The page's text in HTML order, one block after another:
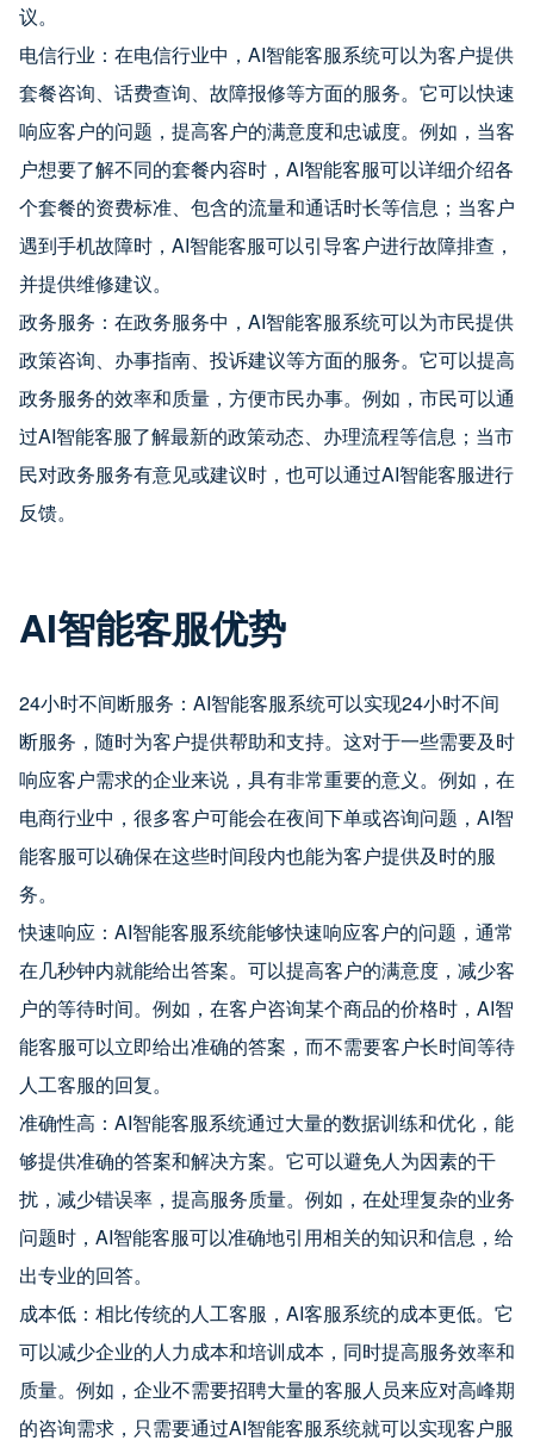
议。
电信行业：在电信行业中，AI智能客服系统可以为客户提供
套餐咨询、话费查询、故障报修等方面的服务。它可以快速
响应客户的问题，提高客户的满意度和忠诚度。例如，当客
户想要了解不同的套餐内容时，AI智能客服可以详细介绍各
个套餐的资费标准、包含的流量和通话时长等信息；当客户
遇到手机故障时，AI智能客服可以引导客户进行故障排查，
并提供维修建议。
政务服务：在政务服务中，AI智能客服系统可以为市民提供
政策咨询、办事指南、投诉建议等方面的服务。它可以提高
政务服务的效率和质量，方便市民办事。例如，市民可以通
过AI智能客服了解最新的政策动态、办理流程等信息；当市
民对政务服务有意见或建议时，也可以通过AI智能客服进行
反馈。
AI智能客服优势
24小时不间断服务：AI智能客服系统可以实现24小时不间
断服务，随时为客户提供帮助和支持。这对于一些需要及时
响应客户需求的企业来说，具有非常重要的意义。例如，在
电商行业中，很多客户可能会在夜间下单或咨询问题，AI智
能客服可以确保在这些时间段内也能为客户提供及时的服
务。
快速响应：AI智能客服系统能够快速响应客户的问题，通常
在几秒钟内就能给出答案。可以提高客户的满意度，减少客
户的等待时间。例如，在客户咨询某个商品的价格时，AI智
能客服可以立即给出准确的答案，而不需要客户长时间等待
人工客服的回复。
准确性高：AI智能客服系统通过大量的数据训练和优化，能
够提供准确的答案和解决方案。它可以避免人为因素的干
扰，减少错误率，提高服务质量。例如，在处理复杂的业务
问题时，AI智能客服可以准确地引用相关的知识和信息，给
出专业的回答。
成本低：相比传统的人工客服，AI客服系统的成本更低。它
可以减少企业的人力成本和培训成本，同时提高服务效率和
质量。例如，企业不需要招聘大量的客服人员来应对高峰期
的咨询需求，只需要通过AI智能客服系统就可以实现客户服